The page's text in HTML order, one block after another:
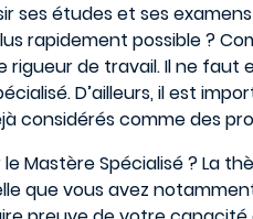
ses études et ses
rapidement possible ?
de travail. Il ne
D’ailleurs, il est
considérés comme des
Mastère Spécialisé ? La
que vous avez